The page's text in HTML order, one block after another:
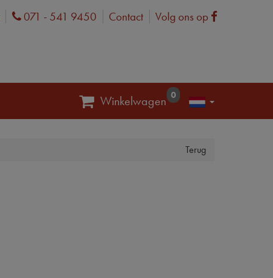
Phone
071 - 541 9450 Contact Volg ons op Facebook
Winkelwagen 0
Terug